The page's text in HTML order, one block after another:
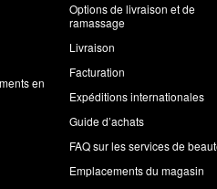
en
Options de livraison et de
ramassage
Livraison
Facturation
Expéditions internationales
Guide d’achats
FAQ sur les services de
Emplacements du magasin